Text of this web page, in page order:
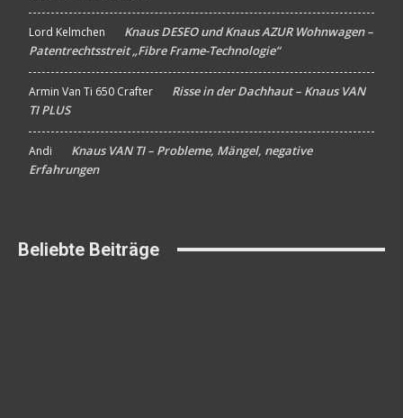
Lord Kelmchen
Knaus DESEO und Knaus AZUR Wohnwagen –
Patentrechtsstreit „Fibre Frame-Technologie“
Armin Van Ti 650 Crafter
Risse in der Dachhaut – Knaus VAN
TI PLUS
Andi
Knaus VAN TI – Probleme, Mängel, negative
Erfahrungen
Beliebte Beiträge